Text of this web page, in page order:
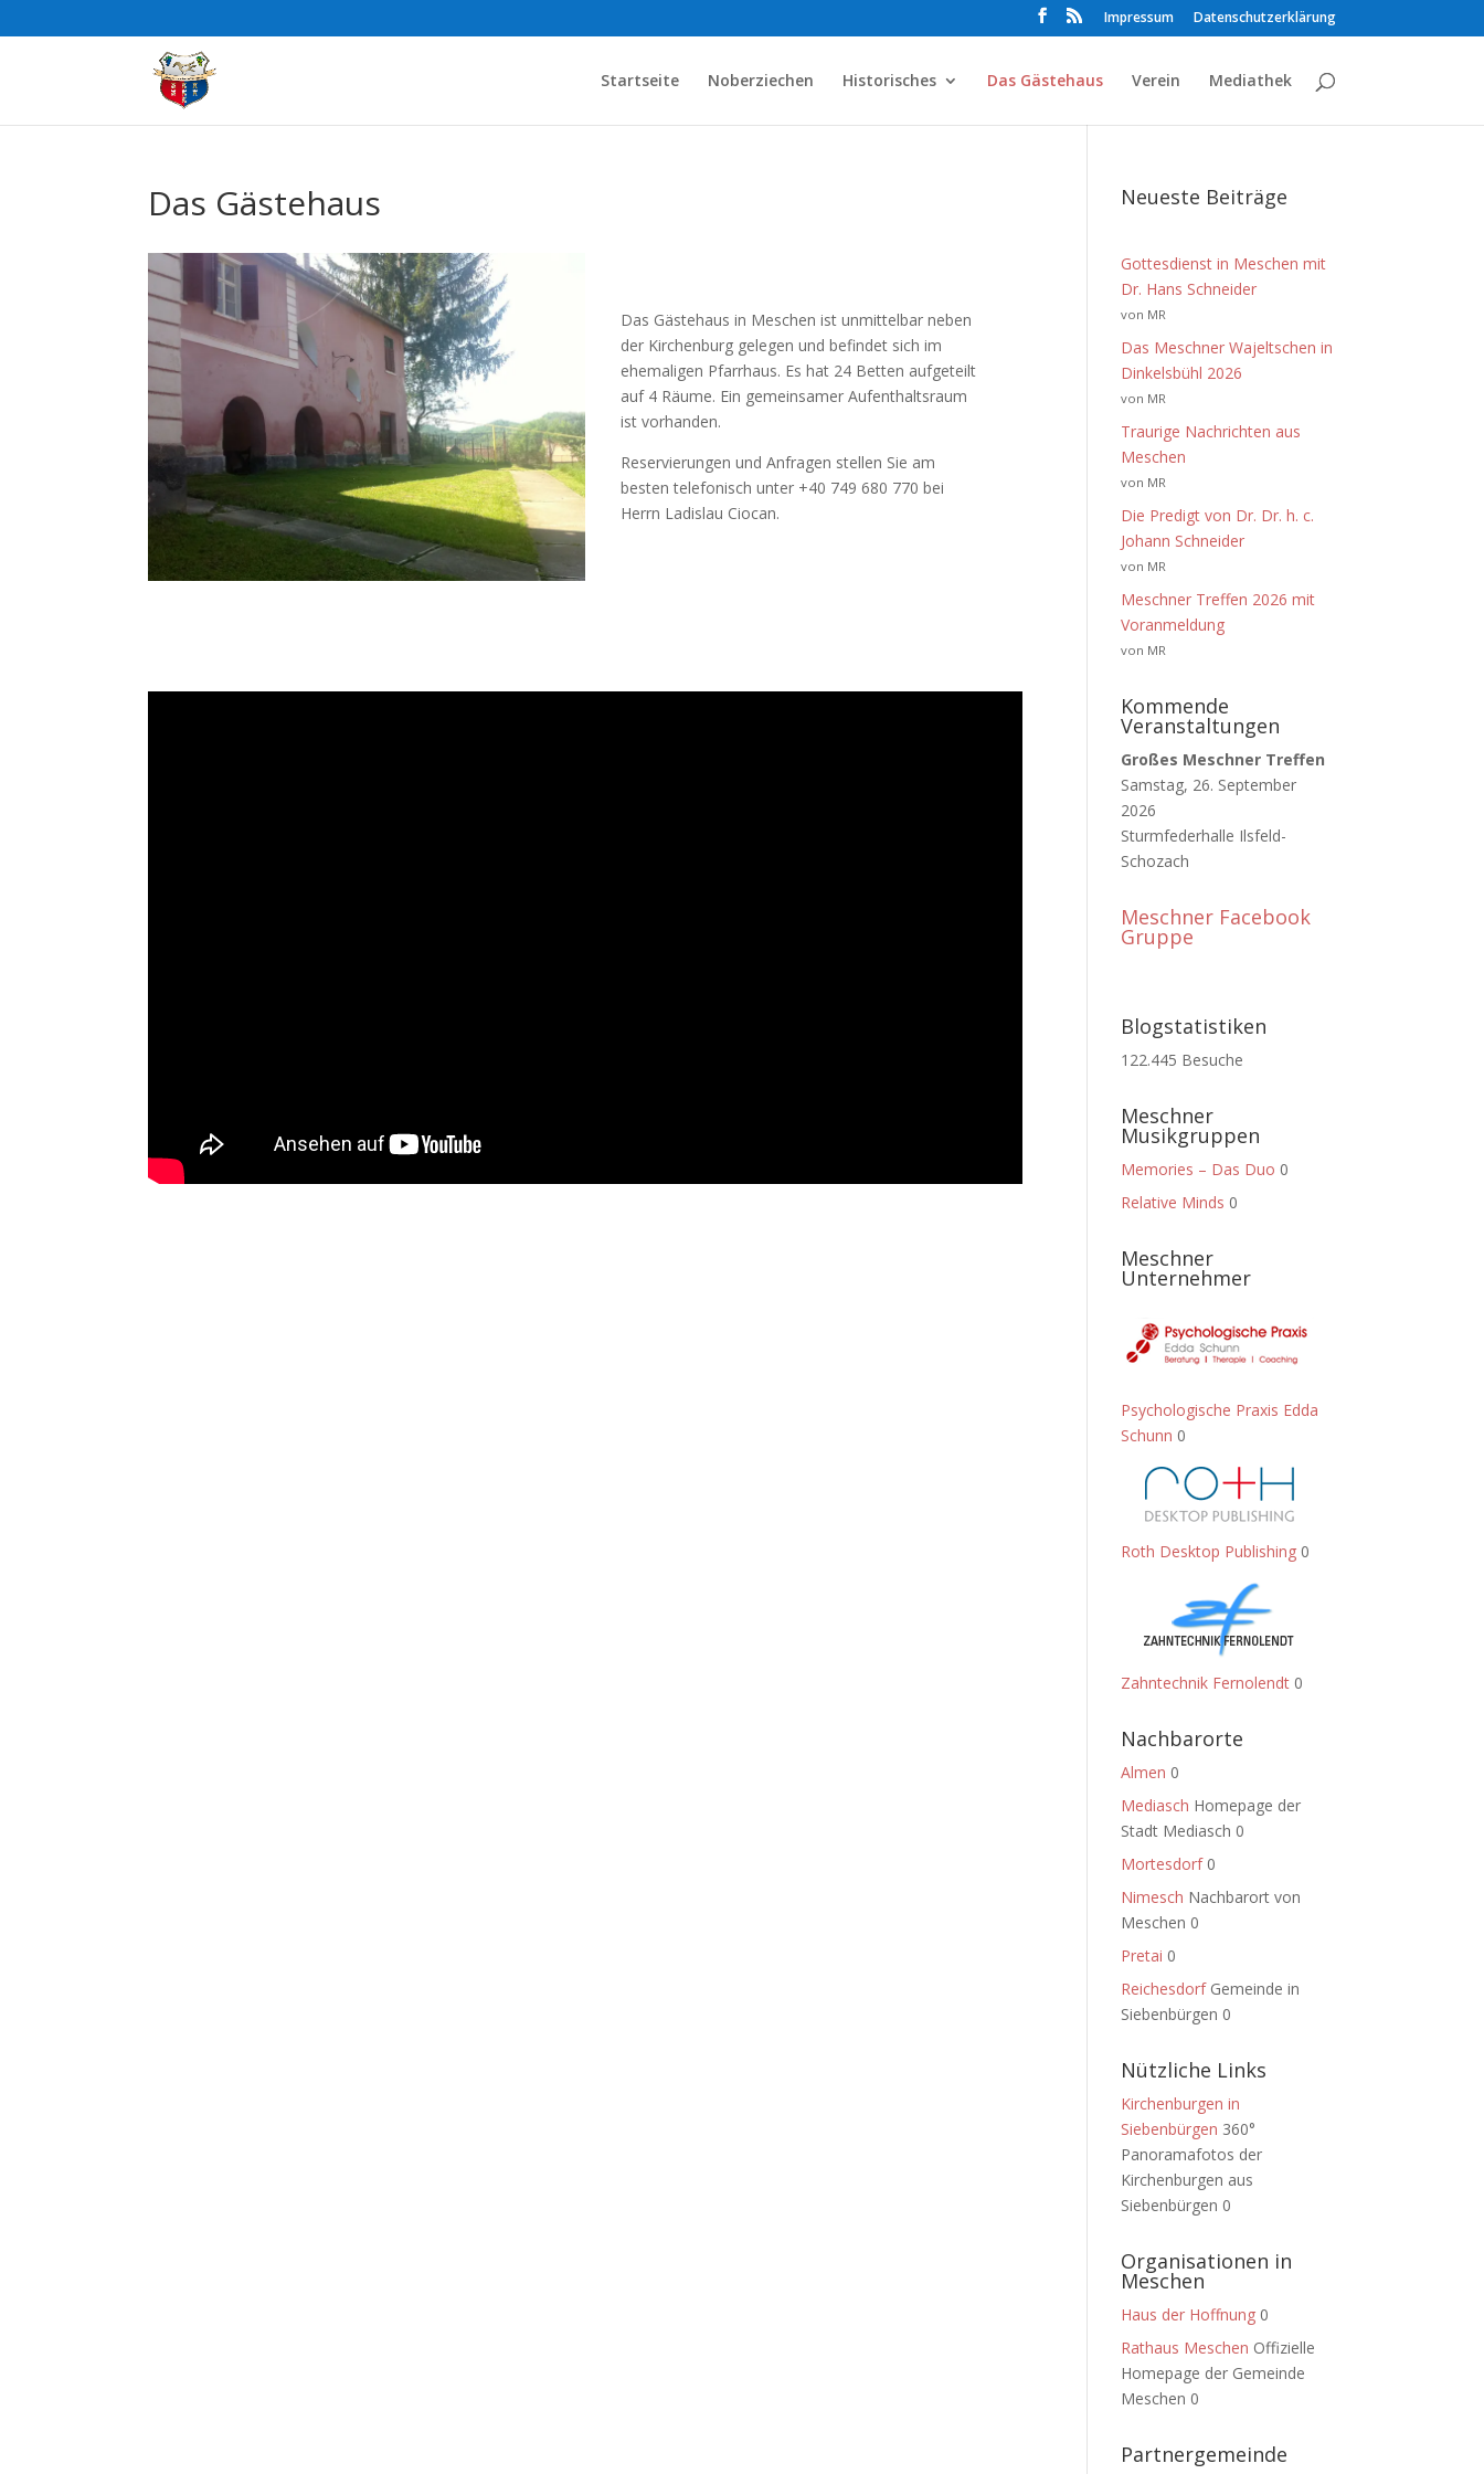
Impressum Datenschutzerklärung
Startseite Noberziechen Historisches Das Gästehaus Verein Mediathek
Das Gästehaus
Das Gästehaus in Meschen ist unmittelbar neben
der Kirchenburg gelegen und befindet sich im
ehemaligen Pfarrhaus. Es hat 24 Betten aufgeteilt
auf 4 Räume. Ein gemeinsamer Aufenthaltsraum
ist vorhanden.
Reservierungen und Anfragen stellen Sie am
besten telefonisch unter +40 749 680 770 bei
Herrn Ladislau Ciocan.
Neueste Beiträge
Gottesdienst in Meschen mit
Dr. Hans Schneider
von MR
Das Meschner Wajeltschen in
Dinkelsbühl 2026
von MR
Traurige Nachrichten aus
Meschen
von MR
Die Predigt von Dr. Dr. h. c.
Johann Schneider
von MR
Meschner Treffen 2026 mit
Voranmeldung
von MR
Kommende
Veranstaltungen
Großes Meschner Treffen
Samstag, 26. September
2026
Sturmfederhalle Ilsfeld-
Schozach
Meschner Facebook
Gruppe
Blogstatistiken
122.445 Besuche
Meschner
Musikgruppen
Memories – Das Duo 0
Relative Minds 0
Meschner
Unternehmer
Psychologische Praxis Edda
Schunn 0
Roth Desktop Publishing 0
Zahntechnik Fernolendt 0
Nachbarorte
Almen 0
Mediasch Homepage der
Stadt Mediasch 0
Mortesdorf0
Nimesch Nachbarort von
Meschen 0
Pretai 0
ReichesdorfGemeinde in
Siebenbürgen 0
Nützliche Links
Kirchenburgen in
Siebenbürgen 360°
Panoramafotos der
Kirchenburgen aus
Siebenbürgen 0
Organisationen in
Meschen
Haus der Hoffnung 0
Rathaus Meschen Offizielle
Homepage der Gemeinde
Meschen 0
Partnergemeinde